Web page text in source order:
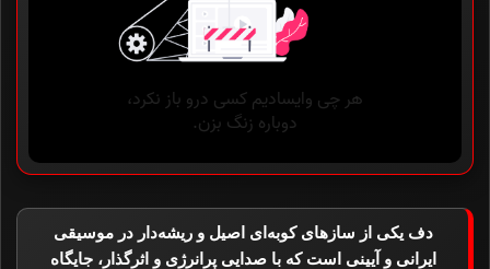
دف یکی از سازهای کوبه‌ای اصیل و ریشه‌دار در موسیقی
ایرانی و آیینی است که با صدایی پرانرژی و اثرگذار، جایگاه